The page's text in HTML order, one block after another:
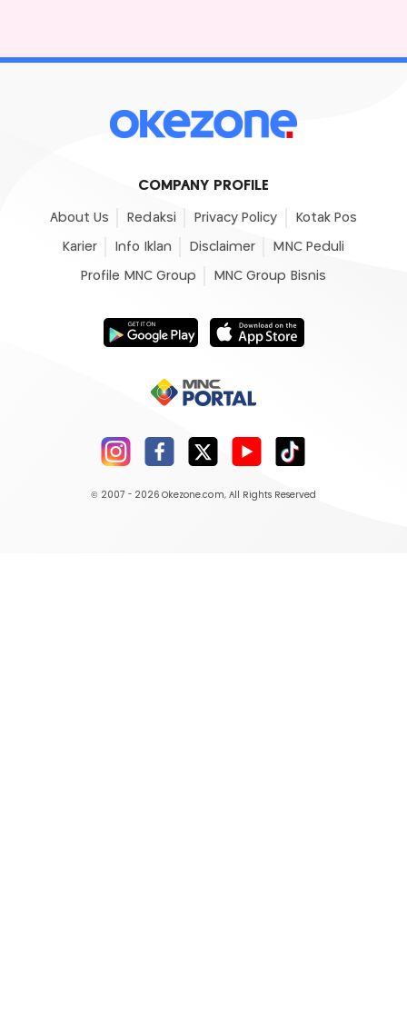
COMPANY PROFILE
About Us Redaksi Privacy Policy Kotak Pos
Karier Info Iklan Disclaimer MNC Peduli
Profile MNC Group MNC Group Bisnis
© 2007 - 2026 Okezone.com, All Rights Reserved